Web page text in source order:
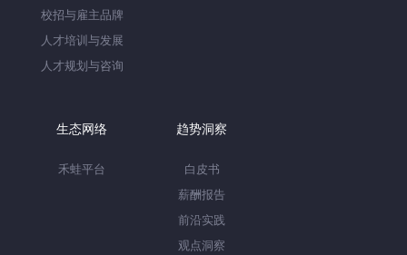
校招与雇主品牌
人才培训与发展
人才规划与咨询
生态网络
禾蛙平台
趋势洞察
白皮书
薪酬报告
前沿实践
观点洞察